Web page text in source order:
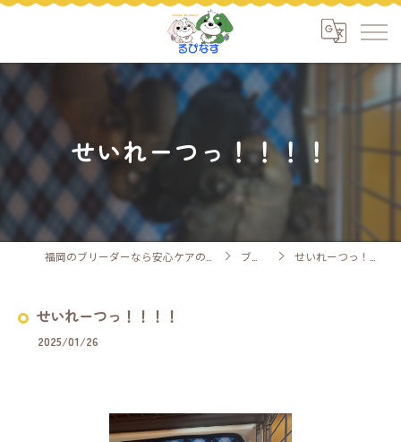
せいれーつっ！！！！
ブログ せいれーつっ！！！！
せいれーつっ！！！！
2025/01/26